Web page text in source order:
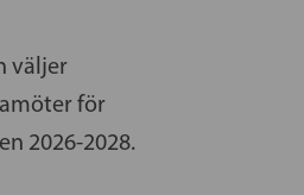
väljer
för
2026-2028.